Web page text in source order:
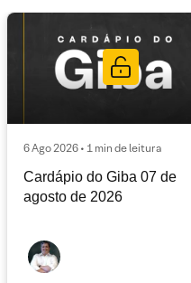
6 Ago 2026 • 1 min de leitura
Cardápio do Giba 07 de
agosto de 2026